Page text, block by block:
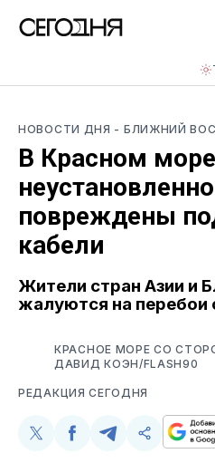
НОВОСТИ ДНЯ - БЛИЖНИЙ
В Красном
повреждены
кабели
Жители стран Азии и
жалуются на перебои
КРАСНОЕ МОРЕ СО
ДАВИД КОЭН/FLASH90
РЕДАКЦИЯ СЕГОДНЯ
Поделиться
Поделиться
Поделиться